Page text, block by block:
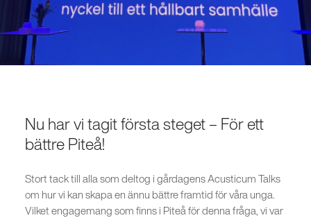
Nu har vi tagit första steget – För ett
bättre Piteå!
Stort tack till alla som deltog i gårdagens Acusticum Talks
om hur vi kan skapa en ännu bättre framtid för våra unga.
Vilket engagemang som finns i Piteå för denna fråga, vi var